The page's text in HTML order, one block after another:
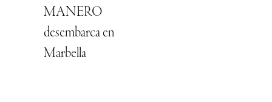
MANERO
desembarca en
Marbella